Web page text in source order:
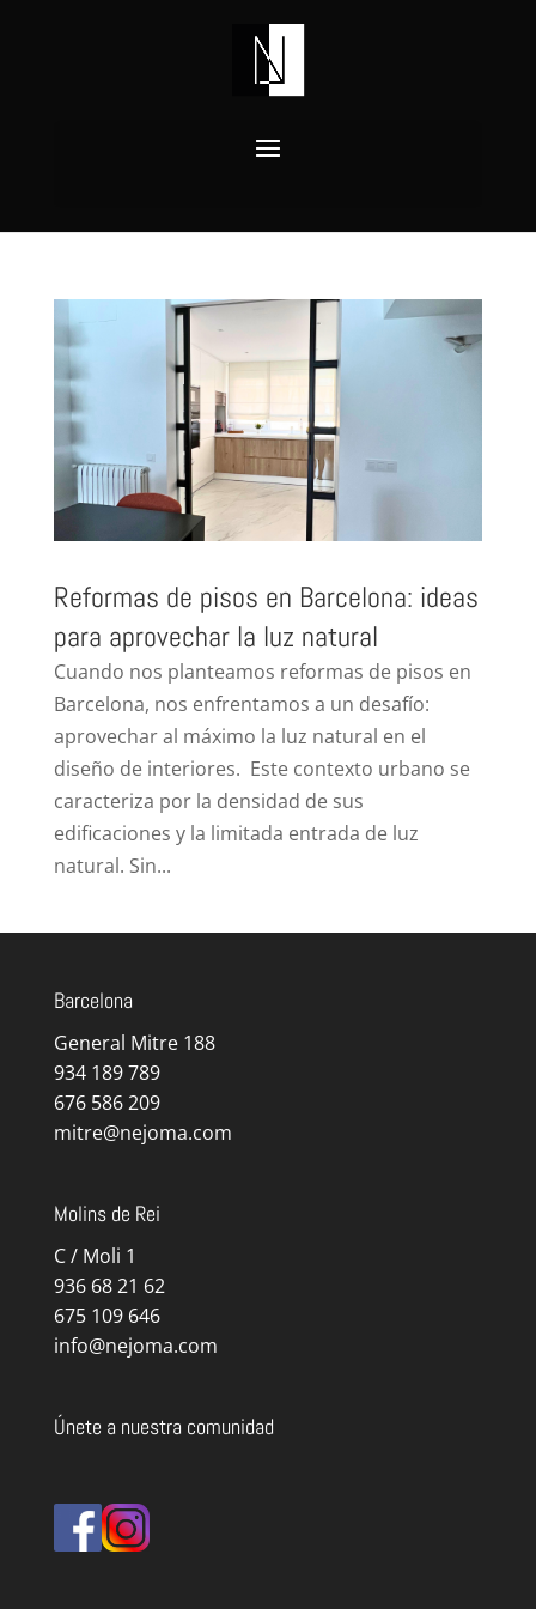
Reformas de pisos en Barcelona: ideas
para aprovechar la luz natural
Cuando nos planteamos reformas de pisos en
Barcelona, nos enfrentamos a un desafío:
aprovechar al máximo la luz natural en el
diseño de interiores. Este contexto urbano se
caracteriza por la densidad de sus
edificaciones y la limitada entrada de luz
natural. Sin...
Barcelona
General Mitre 188
934 189 789
676 586 209
mitre@nejoma.com
Molins de Rei
C / Moli 1
936 68 21 62
675 109 646
info@nejoma.com
Únete a nuestra comunidad